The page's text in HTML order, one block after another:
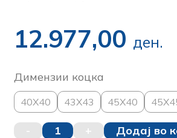
12.977,00 ден.
Димензии коцка
40X40 43X43 45X40
- 1 + Додај во